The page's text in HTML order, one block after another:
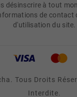
désinscrire à tout
de contact
d'utilisation du site.
Tous Droits
Interdite.